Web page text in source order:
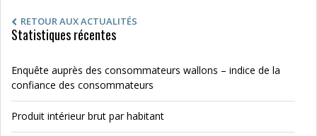
RETOUR AUX ACTUALITÉS
Statistiques récentes
Enquête auprès des consommateurs wallons – indice de la
confiance des consommateurs
Produit intérieur brut par habitant